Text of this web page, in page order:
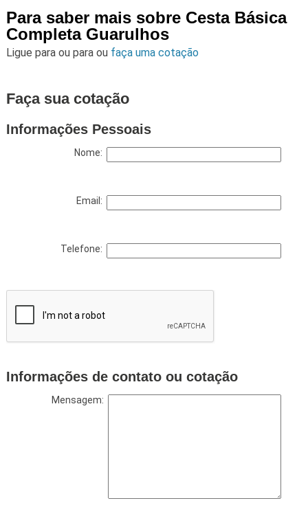
Para saber mais sobre Cesta Básica
Completa Guarulhos
Ligue para ou para ou faça uma cotação
Faça sua cotação
Informações Pessoais
Nome:
Email:
Telefone:
Informações de contato ou cotação
Mensagem: